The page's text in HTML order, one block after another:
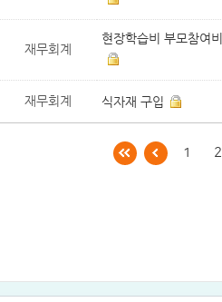
재무회계
재무회계 식자재 구입
1 2